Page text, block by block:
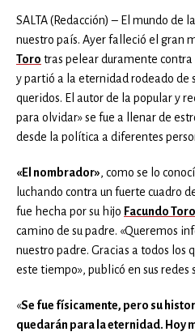
SALTA (Redacción) – El mundo de
nuestro país. Ayer falleció el gran
Toro tras pelear duramente contra
y partió a la eternidad rodeado de
queridos. El autor de la popular y
para olvidar» se fue a llenar de
desde la política a diferentes
«El nombrador», como se lo
luchando contra un fuerte cuadro
fue hecha por su hijo Facundo Toro
camino de su padre. «Queremos
nuestro padre. Gracias a todos los
este tiempo», publicó en sus redes
«Se fue físicamente, pero su
quedarán para la eternidad. Hoy